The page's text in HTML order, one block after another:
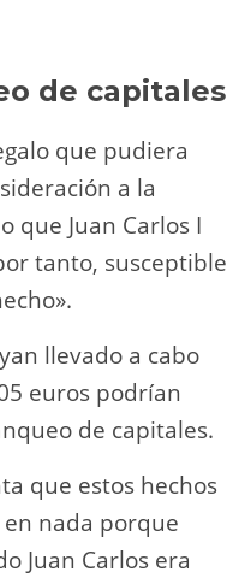
de capitales
que pudiera
a la
que Juan Carlos I
tanto, susceptible
llevado a cabo
euros podrían
de capitales.
que estos hechos
nada porque
Juan Carlos era